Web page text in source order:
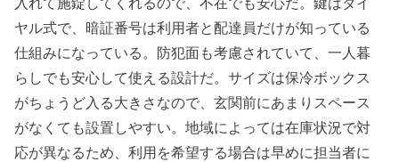
ヤル式で、暗証番号は利用者と配達員だけが知っている
仕組みになっている。防犯面も考慮されていて、一人暮
らしでも安心して使える設計だ。サイズは保冷ボックス
がちょうど入る大きさなので、玄関前にあまりスペース
がなくても設置しやすい。地域によっては在庫状況で対
応が異なるため、利用を希望する場合は早めに担当者に